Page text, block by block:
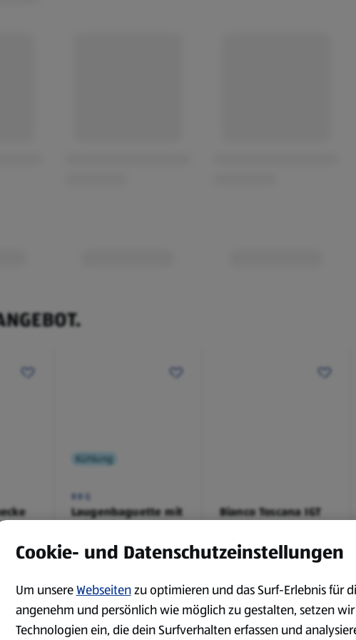
Kühlung
BBQ
Laugenbaguette mit
0,18 kg
(4,51 €/1 kg)
0,79 €² 1,29 €
Bianco Toscana IGT
0,75 l
(3,72 €/1 l)
2,79 €² 3,49 €
Cookie- und Datenschutzeinstellungen
Um unsereWebseitenzu optimieren und das Surf-Erlebnis für
angenehm und persönlich wie möglich zu gestalten, setzen wir
Technologien ein, die dein Surfverhalten erfassen und